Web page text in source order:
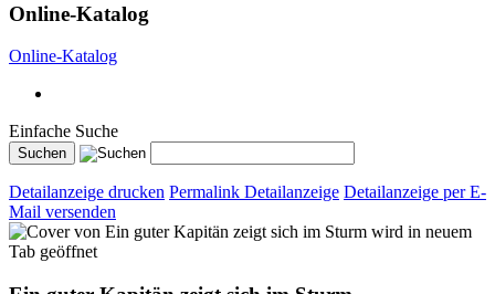
Online-Katalog
Online-Katalog
Einfache Suche
Detailanzeige drucken Permalink Detailanzeige Detailanzeige per E-
Mail versenden
wird in neuem
Tab geöffnet